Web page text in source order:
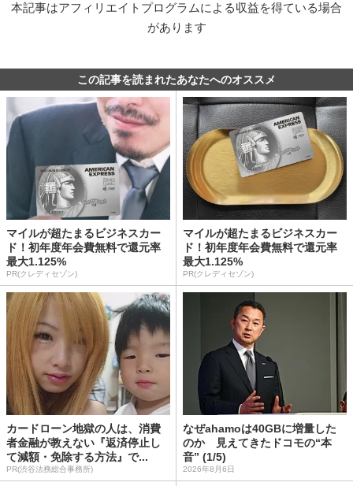
本記事はアフィリエイトプログラムによる収益を得ている場合
があります
この記事を読まれたあなたへのオススメ
マイルが超たまるビジネスカー
ド！初年度年会費無料で還元率
最大1.125%
PR(クレディセゾン)
マイルが超たまるビジネスカー
ド！初年度年会費無料で還元率
最大1.125%
PR(クレディセゾン)
カードローン地獄の人は、消費
者金融が教えない『返済停止し
て減額・免除する方法』で...
PR(渋谷法務総合事務所)
なぜahamoは40GBに増量した
のか 見えてきたドコモの“本
音” (1/5)
2026年8月6日